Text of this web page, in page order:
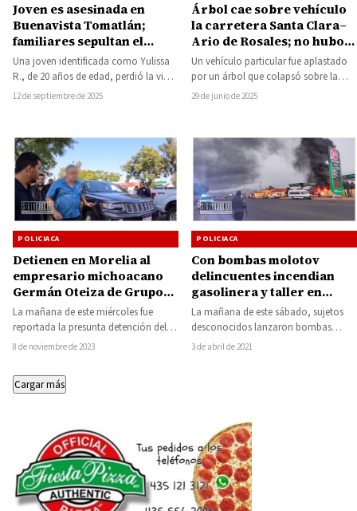
Joven es asesinada en
Buenavista Tomatlán;
familiares sepultan el
cuerpo antes de la
investigación
Una joven identificada como Yulissa
R., de 20 años de edad, perdió la vida
tras una agresión a…
12 de septiembre de 2025
Árbol cae sobre vehículo
la carretera Santa Clara–
Ario de Rosales; no hubo
personas lesionadas
Un vehículo particular fue aplastado
por un árbol que colapsó sobre la
carretera Santa Clara–Ario de Rosales,
29 de junio de 2025
POLICIACA
Detienen en Morelia al
empresario michoacano
Germán Oteiza de Grupo
de Oro, por presunto
adeudo
La mañana de este miércoles fue
reportada la presunta detención del
empresario de Michoacán Germán
8 de noviembre de 2023
POLICIACA
Con bombas molotov
delincuentes incendian
gasolinera y taller en
Tangamandapio
La mañana de este sábado, sujetos
desconocidos lanzaron bombas
molotov en contra de un taller
3 de abril de 2021
Cargar más